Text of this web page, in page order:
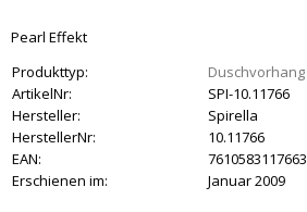
Pearl Effekt
Produkttyp:
Duschvorhang
ArtikelNr:
SPI-10.11766
Hersteller:
Spirella
HerstellerNr:
10.11766
EAN:
7610583117663
Erschienen im:
Januar 2009